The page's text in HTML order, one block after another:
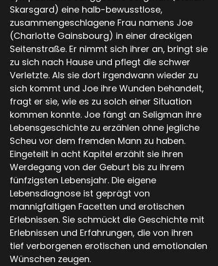
Skarsgard) eine halb-bewusstlose,
zusammengeschlagene Frau namens Joe
(Charlotte Gainsbourg) in einer dreckigen
Seitenstraße. Er nimmt sich ihrer an, bringt sie
zu sich nach Hause und pflegt die schwer
Verletzte. Als sie dort irgendwann wieder zu
sich kommt und Joe ihre Wunden behandelt,
fragt er sie, wie es zu solch einer Situation
kommen konnte. Joe fängt an Seligman ihre
Lebensgeschichte zu erzählen ohne jegliche
Scheu vor dem fremden Mann zu haben.
Eingeteilt in acht Kapitel erzählt sie ihren
Werdegang von der Geburt bis zu ihrem
fünfzigsten Lebensjahr. Die eigene
Lebensdiagnose ist geprägt von
mannigfaltigen Facetten und erotischen
Erlebnissen. Sie schmückt die Geschichte mit
Erlebnissen und Erfahrungen, die von ihren
tief verborgenen erotischen und emotionalen
Wünschen zeugen.